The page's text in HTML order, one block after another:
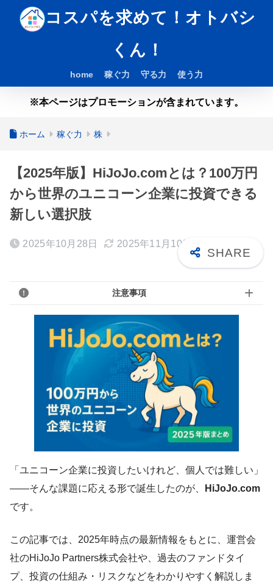
コスパを求めて！オトバシ
くん！
home 稼ぐ力 守る力 使う力
※本ページはプロモーションが含まれています。
ホーム 稼ぐ力 株
【2025年版】HiJoJo.comとは？100万円
から世界のユニコーン企業に投資できる
新しい選択肢
2025年10月28日 2025年11月10日
注意事項
「ユニコーン企業に投資したいけれど、個人では難しい」
——そんな課題に応える形で誕生したのが、
HiJoJo.com
です。
この記事では、2025年時点の最新情報をもとに、運営会
社のHiJoJo Partners株式会社や、過去のファンドタイ
プ、投資の仕組み・リスクなどをわかりやすく解説しま